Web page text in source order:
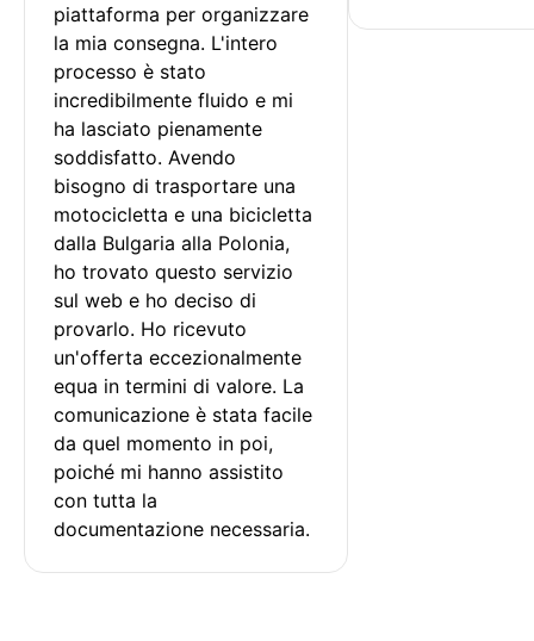
piattaforma per organizzare
la mia consegna. L'intero
processo è stato
incredibilmente fluido e mi
ha lasciato pienamente
soddisfatto. Avendo
bisogno di trasportare una
motocicletta e una bicicletta
dalla Bulgaria alla Polonia,
ho trovato questo servizio
sul web e ho deciso di
provarlo. Ho ricevuto
un'offerta eccezionalmente
equa in termini di valore. La
comunicazione è stata facile
da quel momento in poi,
poiché mi hanno assistito
con tutta la
documentazione necessaria.